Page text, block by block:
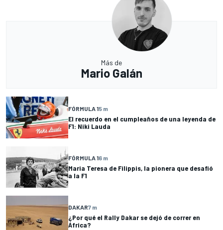
Más de
Mario Galán
FÓRMULA 15 m
El recuerdo en el cumpleaños de una leyenda de
F1: Niki Lauda
FÓRMULA 16 m
Maria Teresa de Filippis, la pionera que desafió
a la F1
DAKAR7 m
¿Por qué el Rally Dakar se dejó de correr en
África?